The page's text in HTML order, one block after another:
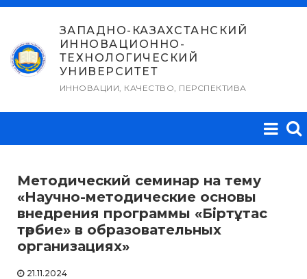
Перейти
содержимому
ЗАПАДНО-КАЗАХСТАНСКИЙ
ИННОВАЦИОННО-
ТЕХНОЛОГИЧЕСКИЙ
УНИВЕРСИТЕТ
ИННОВАЦИИ, КАЧЕСТВО, ПЕРСПЕКТИВА
Методический семинар на тему
«Научно-методические основы
внедрения программы «Біртұтас
тәрбие» в образовательных
организациях»
21.11.2024